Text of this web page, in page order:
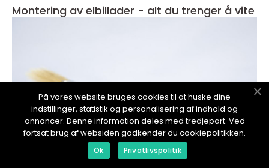
Montering av elbillader - alt du trenger å vite
På vores website bruges cookies til at huske dine
indstillinger, statistik og personalisering af indhold og
annoncer. Denne information deles med tredjepart. Ved
fortsat brug af websiden godkender du cookiepolitikken.
Ok Privatlivspolitik